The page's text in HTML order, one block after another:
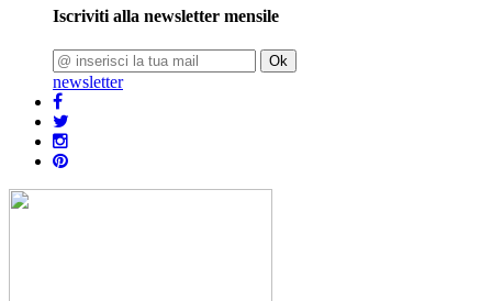
Iscriviti alla newsletter mensile
Ok
newsletter